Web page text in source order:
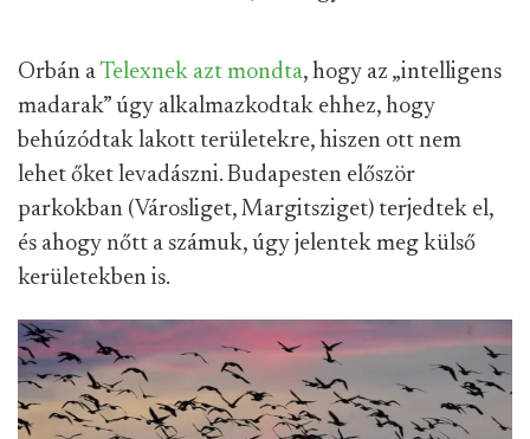
Orbán a Telexnek azt mondta, hogy az „intelligens
madarak” úgy alkalmazkodtak ehhez, hogy
behúzódtak lakott területekre, hiszen ott nem
lehet őket levadászni. Budapesten először
parkokban (Városliget, Margitsziget) terjedtek el,
és ahogy nőtt a számuk, úgy jelentek meg külső
kerületekben is.